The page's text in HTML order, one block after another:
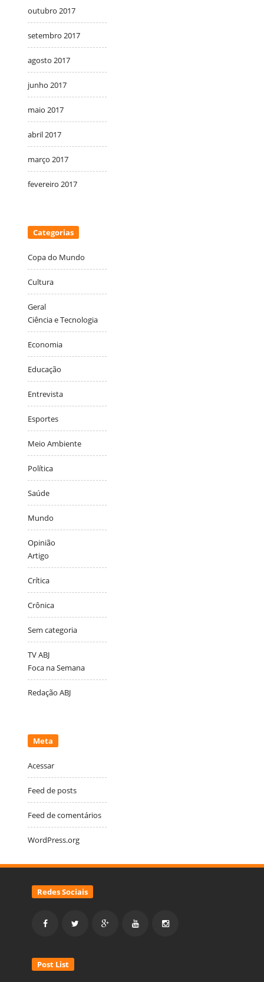
outubro 2017
setembro 2017
agosto 2017
junho 2017
maio 2017
abril 2017
março 2017
fevereiro 2017
Categorias
Copa do Mundo
Cultura
Geral
Ciência e Tecnologia
Economia
Educação
Entrevista
Esportes
Meio Ambiente
Política
Saúde
Mundo
Opinião
Artigo
Crítica
Crônica
Sem categoria
TV ABJ
Foca na Semana
Redação ABJ
Meta
Acessar
Feed de posts
Feed de comentários
WordPress.org
Redes Sociais
Post List